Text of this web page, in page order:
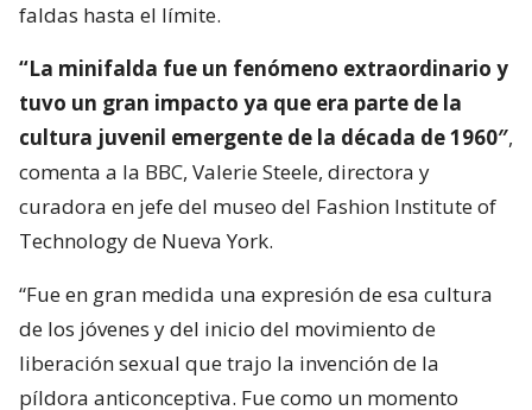
faldas hasta el límite.
“La minifalda fue un fenómeno extraordinario y
tuvo un gran impacto ya que era parte de la
cultura juvenil emergente de la década de 1960″,
comenta a la BBC, Valerie Steele, directora y
curadora en jefe del museo del Fashion Institute of
Technology de Nueva York.
“Fue en gran medida una expresión de esa cultura
de los jóvenes y del inicio del movimiento de
liberación sexual que trajo la invención de la
píldora anticonceptiva. Fue como un momento